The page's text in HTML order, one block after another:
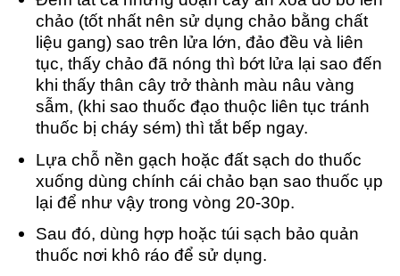
chảo (tốt nhất nên sử dụng chảo bằng chất
liệu gang) sao trên lửa lớn, đảo đều và liên
tục, thấy chảo đã nóng thì bớt lửa lại sao đến
khi thấy thân cây trở thành màu nâu vàng
sẫm, (khi sao thuốc đạo thuộc liên tục tránh
thuốc bị cháy sém) thì tắt bếp ngay.
Lựa chỗ nền gạch hoặc đất sạch do thuốc
xuống dùng chính cái chảo bạn sao thuốc ụp
lại để như vậy trong vòng 20-30p.
Sau đó, dùng hợp hoặc túi sạch bảo quản
thuốc nơi khô ráo để sử dụng.